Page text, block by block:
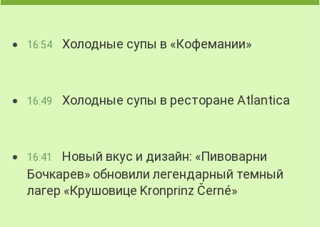
16:54 Холодные супы в «Кофемании»
16:49 Холодные супы в ресторане Atlantica
16:41
Новый вкус и дизайн: «Пивоварни
Бочкарев» обновили легендарный темный
лагер «Крушовице Kronprinz Černé»